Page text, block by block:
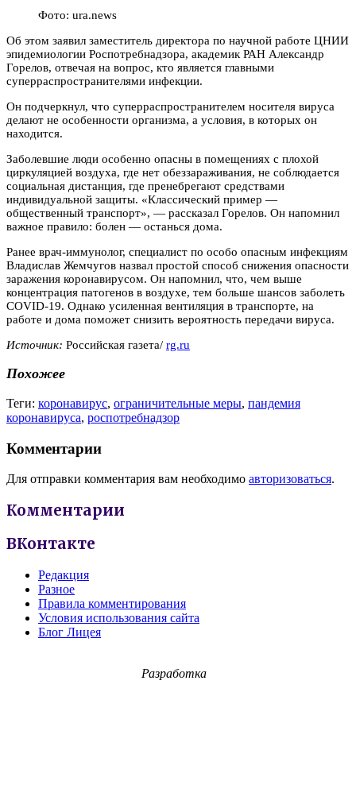
Фото: ura.news
Об этом заявил заместитель директора по научной работе ЦНИИ
эпидемиологии Роспотребнадзора, академик РАН Александр
Горелов, отвечая на вопрос, кто является главными
суперраспространителями инфекции.
Он подчеркнул, что суперраспространителем носителя вируса
делают не особенности организма, а условия, в которых он
находится.
Заболевшие люди особенно опасны в помещениях с плохой
циркуляцией воздуха, где нет обеззараживания, не соблюдается
социальная дистанция, где пренебрегают средствами
индивидуальной защиты. «Классический пример —
общественный транспорт», — рассказал Горелов. Он напомнил
важное правило: болен — останься дома.
Ранее врач-иммунолог, специалист по особо опасным инфекциям
Владислав Жемчугов назвал простой способ снижения опасности
заражения коронавирусом. Он напомнил, что, чем выше
концентрация патогенов в воздухе, тем больше шансов заболеть
COVID-19. Однако усиленная вентиляция в транспорте, на
работе и дома поможет снизить вероятность передачи вируса.
Источник: Российская газета/ rg.ru
Похожее
Теги: коронавирус, ограничительные меры, пандемия
коронавируса, роспотребнадзор
Комментарии
Для отправки комментария вам необходимо авторизоваться.
Комментарии
ВКонтакте
Редакция
Разное
Правила комментирования
Условия использования сайта
Блог Лицея
Разработка